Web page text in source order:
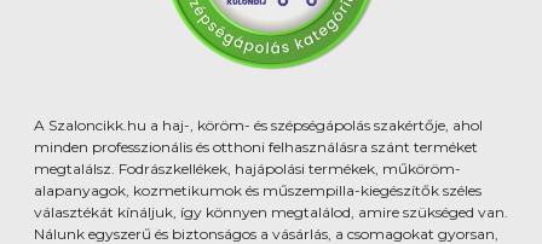
A Szaloncikk.hu a haj-, köröm- és szépségápolás szakértője, ahol
minden professzionális és otthoni felhasználásra szánt terméket
megtalálsz. Fodrászkellékek, hajápolási termékek, műköröm-
alapanyagok, kozmetikumok és műszempilla-kiegészítők széles
választékát kínáljuk, így könnyen megtalálod, amire szükséged van.
Nálunk egyszerű és biztonságos a vásárlás, a csomagokat gyorsan,